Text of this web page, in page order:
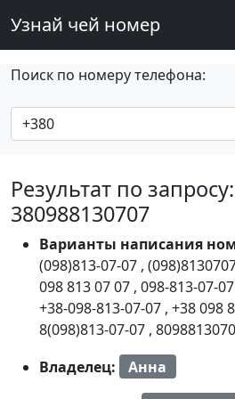
Узнай чей номер
Поиск по номеру телефона:
Результат по
380988130707
Варианты написания
(098)813-07-07 ,
098 813 07 07 , 098-813-07-07
+38-098-813-07-07 , +38 098
8(098)813-07-07 ,
Владелец:
Анна